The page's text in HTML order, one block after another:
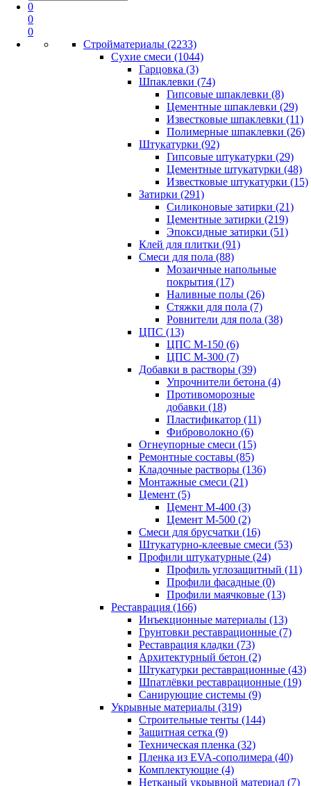
0
0
0
Стройматериалы (2233)
Сухие смеси (1044)
Гарцовка (3)
Шпаклевки (74)
Гипсовые шпаклевки (8)
Цементные шпаклевки (29)
Известковые шпаклевки (11)
Полимерные шпаклевки (26)
Штукатурки (92)
Гипсовые штукатурки (29)
Цементные штукатурки (48)
Известковые штукатурки (15)
Затирки (291)
Силиконовые затирки (21)
Цементные затирки (219)
Эпоксидные затирки (51)
Клей для плитки (91)
Смеси для пола (88)
Мозаичные напольные
покрытия (17)
Наливные полы (26)
Стяжки для пола (7)
Ровнители для пола (38)
ЦПС (13)
ЦПС М-150 (6)
ЦПС М-300 (7)
Добавки в растворы (39)
Упрочнители бетона (4)
Противоморозные
добавки (18)
Пластификатор (11)
Фиброволокно (6)
Огнеупорные смеси (15)
Ремонтные составы (85)
Кладочные растворы (136)
Монтажные смеси (21)
Цемент (5)
Цемент М-400 (3)
Цемент М-500 (2)
Смеси для брусчатки (16)
Штукатурно-клеевые смеси (53)
Профили штукатурные (24)
Профиль углозащитный (11)
Профили фасадные (0)
Профили маячковые (13)
Реставрация (166)
Инъекционные материалы (13)
Грунтовки реставрационные (7)
Реставрация кладки (73)
Архитектурный бетон (2)
Штукатурки реставрационные (43)
Шпатлёвки реставрационные (19)
Санирующие системы (9)
Укрывные материалы (319)
Строительные тенты (144)
Защитная сетка (9)
Техническая пленка (32)
Пленка из EVA-сополимера (40)
Комплектующие (4)
Нетканый укрывной материал (7)